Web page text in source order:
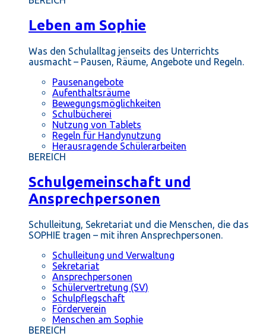
Leben am Sophie
Was den Schulalltag jenseits des Unterrichts
ausmacht – Pausen, Räume, Angebote und Regeln.
Pausenangebote
Aufenthaltsräume
Bewegungsmöglichkeiten
Schulbücherei
Nutzung von Tablets
Regeln für Handynutzung
Herausragende Schülerarbeiten
BEREICH
Schulgemeinschaft und
Ansprechpersonen
Schulleitung, Sekretariat und die Menschen, die das
SOPHIE tragen – mit ihren Ansprechpersonen.
Schulleitung und Verwaltung
Sekretariat
Ansprechpersonen
Schülervertretung (SV)
Schulpflegschaft
Förderverein
Menschen am Sophie
BEREICH